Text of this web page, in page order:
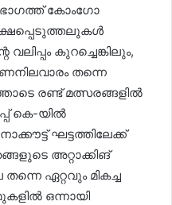
കോംഗോ
കുറച്ചെങ്കിലും,
തന്നെ
രണ്ട് മത്സരങ്ങളിൽ
കെ-യിൽ
ഘട്ടത്തിലേക്ക്
അറ്റാക്കിങ്
ഏറ്റവും മികച്ച
ഒന്നായി